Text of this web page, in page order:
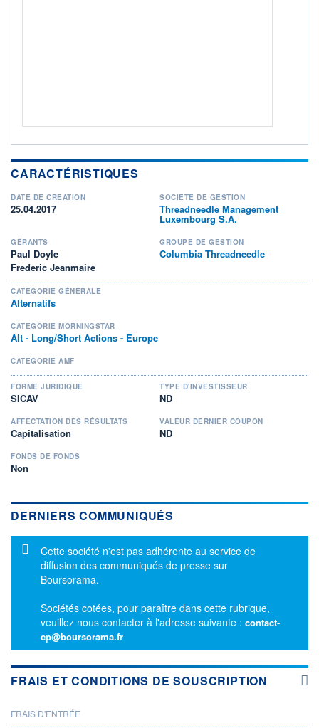
+ PORTEFEUILLE + LISTE
CARACTÉRISTIQUES
DATE DE CRÉATION
25.04.2017
SOCIÉTÉ DE GESTION
Threadneedle Management
Luxembourg S.A.
GÉRANTS
Paul Doyle
Frederic Jeanmaire
GROUPE DE GESTION
Columbia Threadneedle
CATÉGORIE GÉNÉRALE
Alternatifs
CATÉGORIE MORNINGSTAR
Alt - Long/Short Actions - Europe
CATÉGORIE AMF
FORME JURIDIQUE
SICAV
TYPE D'INVESTISSEUR
ND
AFFECTATION DES RÉSULTATS
Capitalisation
VALEUR DERNIER COUPON
ND
FONDS DE FONDS
Non
DERNIERS COMMUNIQUÉS
Message d'information
Cette société n'est pas adhérente au service de
diffusion des communiqués de presse sur
Boursorama.
Sociétés cotées, pour paraître dans cette rubrique,
veuillez nous contacter à l'adresse suivante : contact-
cp@boursorama.fr
FRAIS ET CONDITIONS DE SOUSCRIPTION
PROSPECTUS
FRAIS D'ENTRÉE